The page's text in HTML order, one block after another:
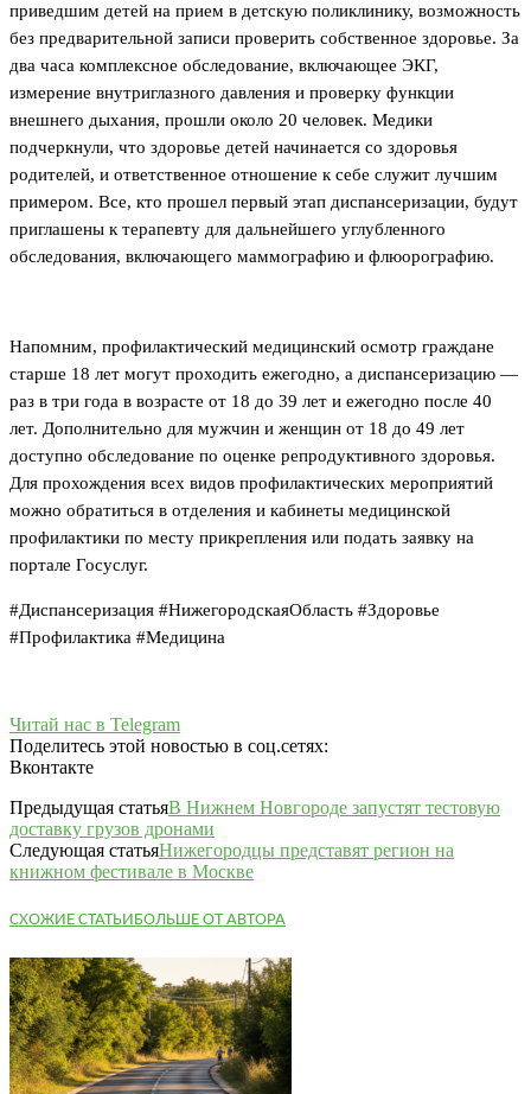
приведшим детей на прием в детскую поликлинику, возможность
без предварительной записи проверить собственное здоровье. За
два часа комплексное обследование, включающее ЭКГ,
измерение внутриглазного давления и проверку функции
внешнего дыхания, прошли около 20 человек. Медики
подчеркнули, что здоровье детей начинается со здоровья
родителей, и ответственное отношение к себе служит лучшим
примером. Все, кто прошел первый этап диспансеризации, будут
приглашены к терапевту для дальнейшего углубленного
обследования, включающего маммографию и флюорографию.
Напомним, профилактический медицинский осмотр граждане
старше 18 лет могут проходить ежегодно, а диспансеризацию —
раз в три года в возрасте от 18 до 39 лет и ежегодно после 40
лет. Дополнительно для мужчин и женщин от 18 до 49 лет
доступно обследование по оценке репродуктивного здоровья.
Для прохождения всех видов профилактических мероприятий
можно обратиться в отделения и кабинеты медицинской
профилактики по месту прикрепления или подать заявку на
портале Госуслуг.
#Диспансеризация #НижегородскаяОбласть #Здоровье
#Профилактика #Медицина
Читай нас в Telegram
Поделитесь этой новостью в соц.сетях:
Вконтакте
Предыдущая статьяВ Нижнем Новгороде запустят тестовую
доставку грузов дронами
Следующая статьяНижегородцы представят регион на
книжном фестивале в Москве
СХОЖИЕ СТАТЬИБОЛЬШЕ ОТ АВТОРА